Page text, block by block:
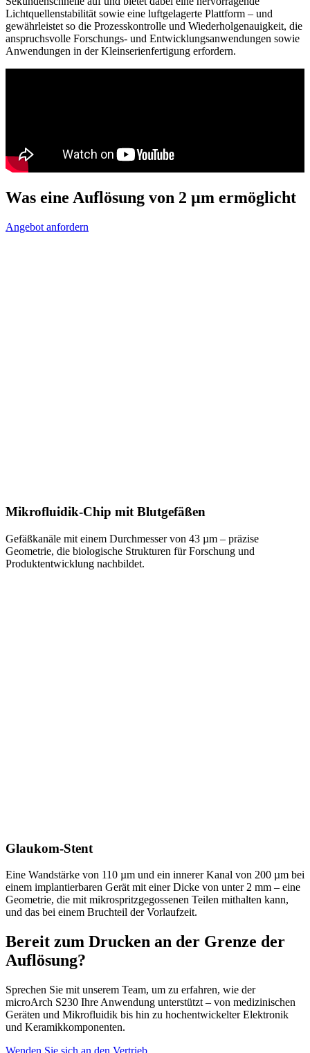
Lichtquellenstabilität sowie eine luftgelagerte Plattform – und
gewährleistet so die Prozesskontrolle und Wiederholgenauigkeit, die
anspruchsvolle Forschungs- und Entwicklungsanwendungen sowie
Anwendungen in der Kleinserienfertigung erfordern.
Was eine Auflösung von 2 µm ermöglicht
Angebot anfordern
Mikrofluidik-Chip mit Blutgefäßen
Gefäßkanäle mit einem Durchmesser von 43 µm – präzise
Geometrie, die biologische Strukturen für Forschung und
Produktentwicklung nachbildet.
Glaukom-Stent
Eine Wandstärke von 110 µm und ein innerer Kanal von 200 µm bei
einem implantierbaren Gerät mit einer Dicke von unter 2 mm – eine
Geometrie, die mit mikrospritzgegossenen Teilen mithalten kann,
und das bei einem Bruchteil der Vorlaufzeit.
Bereit zum Drucken an der Grenze der
Auflösung?
Sprechen Sie mit unserem Team, um zu erfahren, wie der
microArch S230 Ihre Anwendung unterstützt – von medizinischen
Geräten und Mikrofluidik bis hin zu hochentwickelter Elektronik
und Keramikkomponenten.
Wenden Sie sich an den Vertrieb